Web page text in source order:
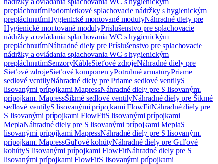
nádržky a ovládania splachovania WC s hygienickým
prepláchnutímPodomietkové splachovacie nádržky s hygienickým
prepláchnutímHygienické montované modulyNáhradné diely pre
Hygienické montované modulyPríslušenstvo pre splachovacie
nádržky a ovládania splachovania WC s hygienickým
prepláchnutímNáhradné diely pre Príslušenstvo pre splachovacie
nádržky a ovládania splachovania WC s hygienickým
prepláchnutímSenzoryKábleSieťové zdrojeNáhradné diely pre
Sieťové zdrojeSieťové komponentyPotrubné armatúryPriame
sedlové ventilyNáhradné diely pre Priame sedlové ventilyS
lisovanými prípojkami MapressNáhradné diely pre S lisovanými
prípojkami MapressŠikmé sedlové ventilyNáhradné diely pre Šikmé
sedlové ventilyS lisovanými prípojkami FlowFitNáhradné diely pre
S lisovanými prípojkami FlowFitS lisovanými prípojkami
MeplaNáhradné diely pre S lisovanými prípojkami MeplaS
lisovanými prípojkami MapressNáhradné diely pre S lisovanými
prípojkami MapressGuľové kohútyNáhradné diely pre Guľové
kohútyS lisovanými prípojkami FlowFitNáhradné diely pre S
lisovanými prípojkami FlowFitS lisovanými prípojkami